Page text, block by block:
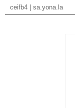
ceifb4 sa.yona.la